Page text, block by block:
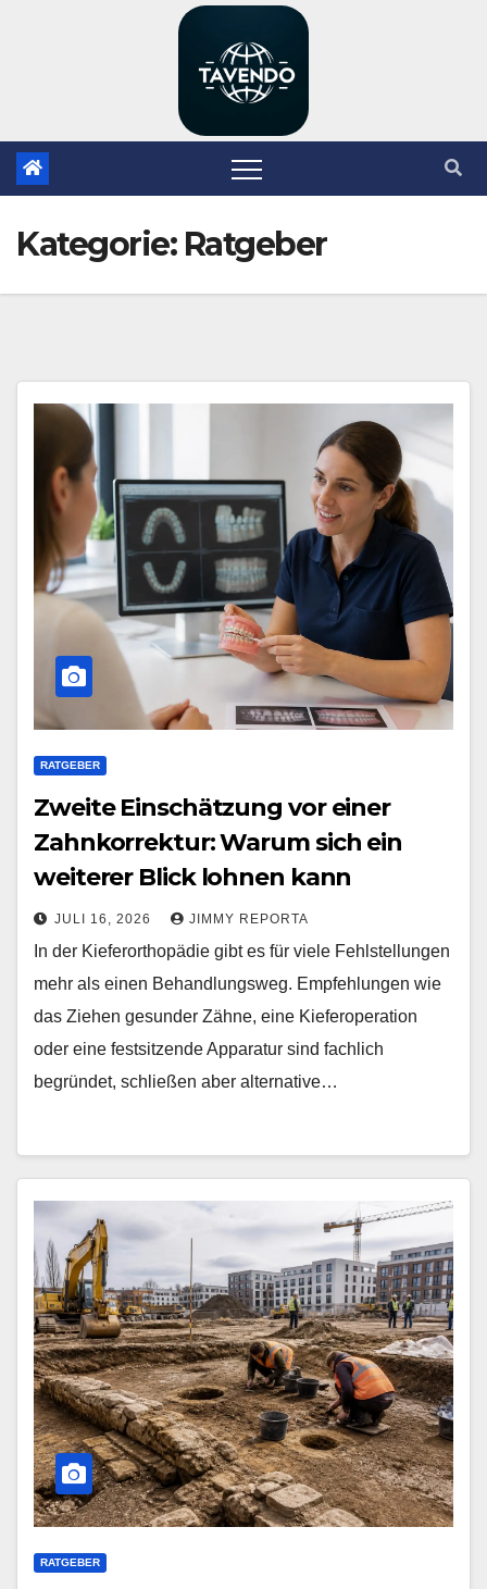
Kategorie: Ratgeber
RATGEBER
Zweite Einschätzung vor einer
Zahnkorrektur: Warum sich ein
weiterer Blick lohnen kann
JULI 16, 2026 JIMMY REPORTA
In der Kieferorthopädie gibt es für viele Fehlstellungen
mehr als einen Behandlungsweg. Empfehlungen wie
das Ziehen gesunder Zähne, eine Kieferoperation
oder eine festsitzende Apparatur sind fachlich
begründet, schließen aber alternative…
RATGEBER